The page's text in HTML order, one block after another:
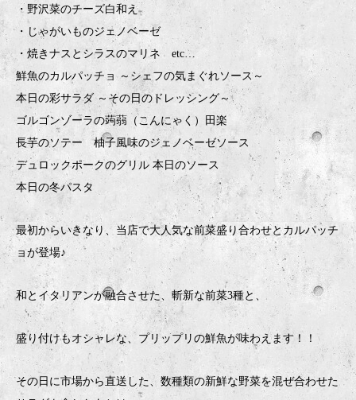
・野沢菜のチーズ白和え
・じゃがいものジェノベーゼ
・焼きナスとシラスのマリネ etc…
鮮魚のカルパッチョ ～シェフの気まぐれソース～
本日の彩サラダ ～その日のドレッシング～
ゴルゴンゾーラの蒟蒻（こんにゃく）田楽
長芋のソテー 柚子風味のジェノベーゼソース
デュロックポークのグリル 本日のソース
本日の冬パスタ
最初からいきなり、当店で大人気な前菜盛り合わせとカルパッチ
ョが登場♪
和とイタリアンが融合させた、斬新な前菜3種と、
盛り付けもオシャレな、プリップリの鮮魚が味わえます！！
その日に市場から直送した、数種類の新鮮な野菜を混ぜ合わせた